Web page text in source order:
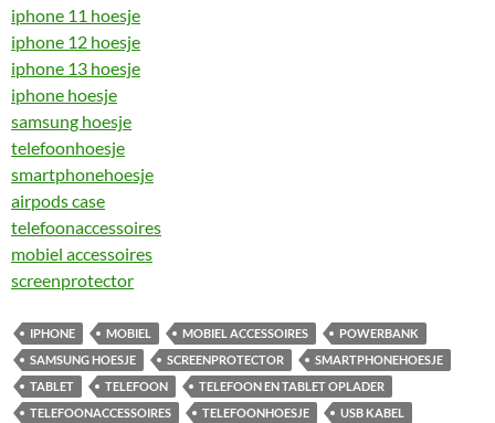
iphone 11 hoesje
iphone 12 hoesje
iphone 13 hoesje
iphone hoesje
samsung hoesje
telefoonhoesje
smartphonehoesje
airpods case
telefoonaccessoires
mobiel accessoires
screenprotector
IPHONE MOBIEL MOBIEL ACCESSOIRES
POWERBANK
SAMSUNG HOESJE
SCREENPROTECTOR
SMARTPHONEHOESJE
TABLET
TELEFOON
TELEFOON EN TABLET OPLADER
TELEFOONACCESSOIRES
TELEFOONHOESJE USB KABEL